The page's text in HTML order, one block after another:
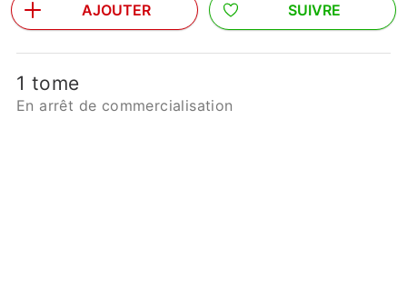
AJOUTER SUIVRE
1 tome
En arrêt de commercialisation